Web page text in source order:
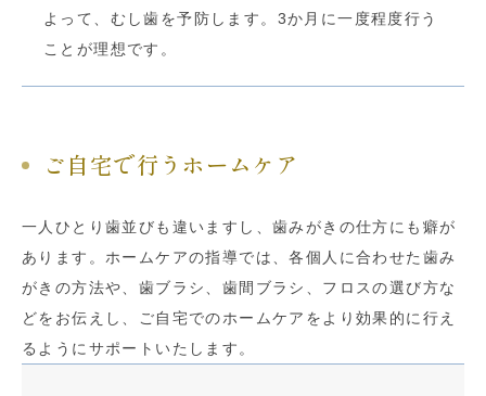
よって、むし歯を予防します。3か月に一度程度行う
ことが理想です。
ご自宅で行うホームケア
一人ひとり歯並びも違いますし、歯みがきの仕方にも癖が
あります。ホームケアの指導では、各個人に合わせた歯み
がきの方法や、歯ブラシ、歯間ブラシ、フロスの選び方な
どをお伝えし、ご自宅でのホームケアをより効果的に行え
るようにサポートいたします。